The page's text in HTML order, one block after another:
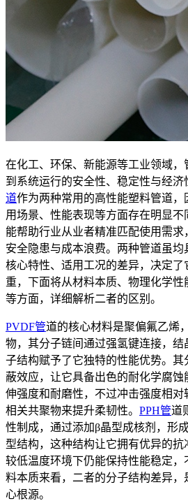
在化工、环保、新能源等工业领域
到系统运行的安全性、稳定性与经济
道作为两种常用的高性能塑料管道
用场景、性能表现等方面存在明显不
能帮助行业从业者精准匹配使用需
安全隐患与成本浪费。两种管道虽
核心特性、适用工况的差异，决定了
重，下面将从材料本质、物理化学
等方面，详细解析二者的区别。
PVDF管道的核心材料是聚偏氟乙烯
物，其分子链间通过强氢键连接，
子结构赋予了它独特的性能优势。
蔽效应，让它具备出色的耐化学腐
伸强度和耐磨性，不过冲击强度相对
相关共聚物来提升柔韧性。 PPH管道
性制成，通过添加β晶型成核剂，形
型结构，这种结构让它拥有优异的
较低温度环境下仍能保持性能稳定
料本质来看，二者的分子结构差异
心根源。